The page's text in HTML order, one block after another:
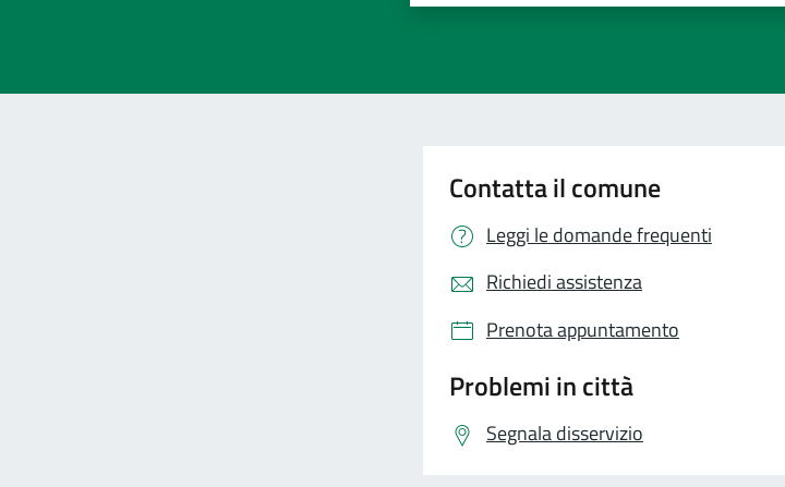
Contatta il comune
Leggi le domande frequenti
Richiedi assistenza
Prenota appuntamento
Problemi in città
Segnala disservizio